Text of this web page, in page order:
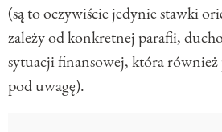
(są to oczywiście jedynie stawki
zależy od konkretnej parafii,
sytuacji finansowej, która
pod uwagę).